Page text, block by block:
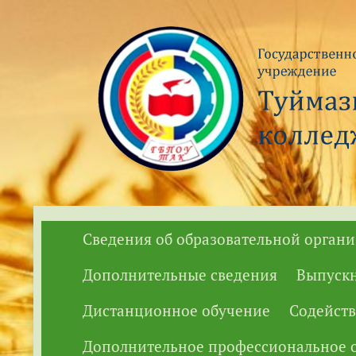
Сведения об образовательной
Дополнительные сведения
Дистанционное обучение
Дополнительное профессиональное